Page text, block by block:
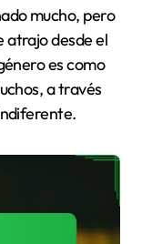
mucho, pero
atrajo desde el
es como
a través